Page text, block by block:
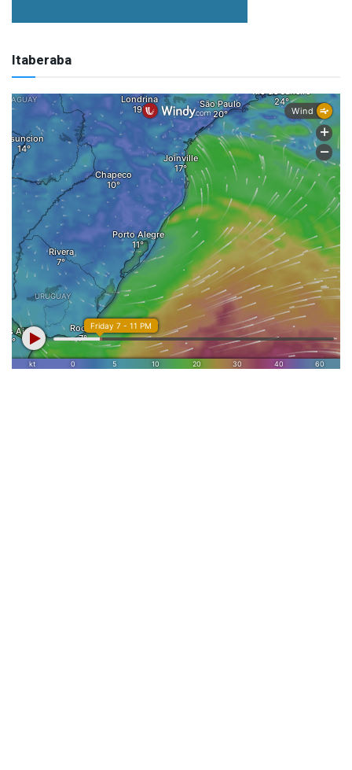
Itaberaba